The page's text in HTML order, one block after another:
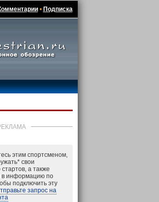
• Подписка
этим спортсменом,
*свои
а также
в информацию по
подключить эту
запрос на